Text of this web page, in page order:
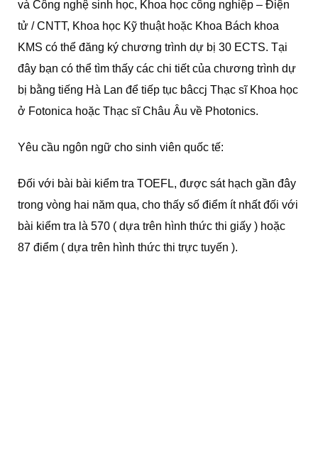
và Công nghệ sinh học, Khoa học công nghiệp – Điện
tử / CNTT, Khoa học Kỹ thuật hoặc Khoa Bách khoa
KMS có thể đăng ký chương trình dự bị 30 ECTS. Tại
đây bạn có thể tìm thấy các chi tiết của chương trình dự
bị bằng tiếng Hà Lan để tiếp tục bâccj Thạc sĩ Khoa học
ở Fotonica hoặc Thạc sĩ Châu Âu về Photonics.
Yêu cầu ngôn ngữ cho sinh viên quốc tế:
Đối với bài bài kiểm tra TOEFL, được sát hạch gần đây
trong vòng hai năm qua, cho thấy số điểm ít nhất đối với
bài kiểm tra là 570 ( dựa trên hình thức thi giấy ) hoặc
87 điểm ( dựa trên hình thức thi trực tuyến ).